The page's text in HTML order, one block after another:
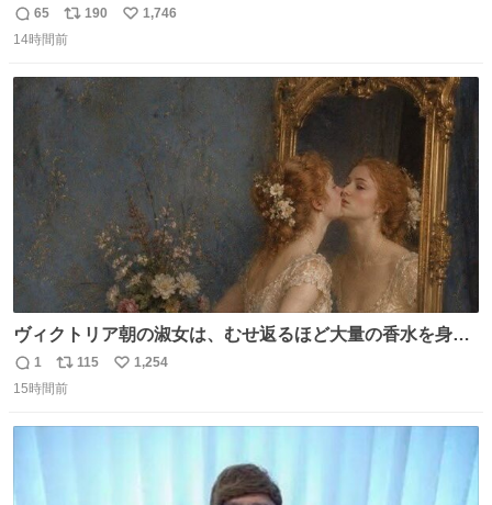
孫が救出 地震発生時、台所で夕食の準備をしていた祖母の
「助けて」という声。祖母を背負い、助け出した孫が「命
返
信
65
リ
ポ
ト
190
い
1,746
14時間前
ヴィクトリア朝の淑女は、むせ返るほど大量の香水を身に
つけるものではないとされていた。それでも香水は、髪や
肌の手入れと同じくらい、ヴィクトリア朝の女性達の美容
が知る香水よりも単純な組成で、その大部分は薔薇、菫、
返
信
1
リ
ポ
115
い
1,254
15時間前